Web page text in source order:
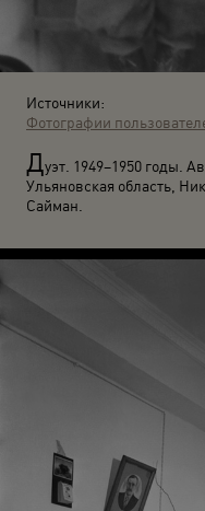
Источники:
Фотографии
Дуэт. 1949–1950 годы.
Ульяновская область,
Сайман.